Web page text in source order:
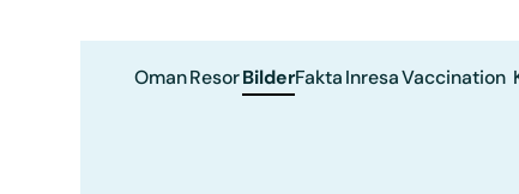
OmanResorBilderFaktaInresaVaccination